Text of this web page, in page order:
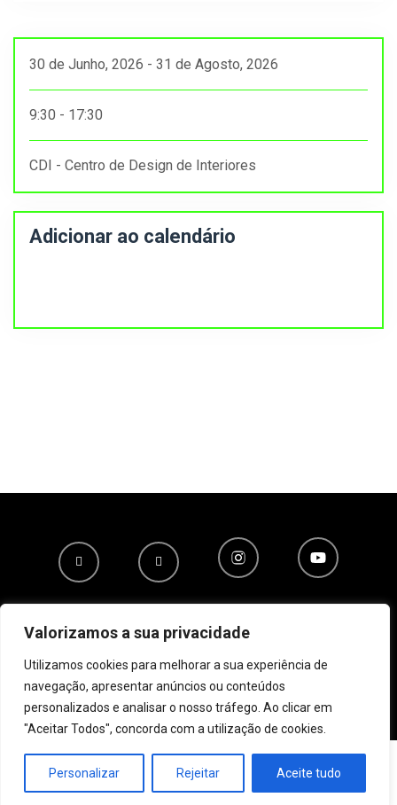
Valorizamos a sua privacidade
Utilizamos cookies para melhorar a sua experiência de
navegação, apresentar anúncios ou conteúdos
personalizados e analisar o nosso tráfego. Ao clicar em
"Aceitar Todos", concorda com a utilização de cookies.
Personalizar Rejeitar Aceite tudo
30 de Junho, 2026 - 31 de Agosto, 2026
9:30 - 17:30
CDI - Centro de Design de Interiores
Adicionar ao calendário
Política de privacidade
© 2026 Todos os direitos reservados